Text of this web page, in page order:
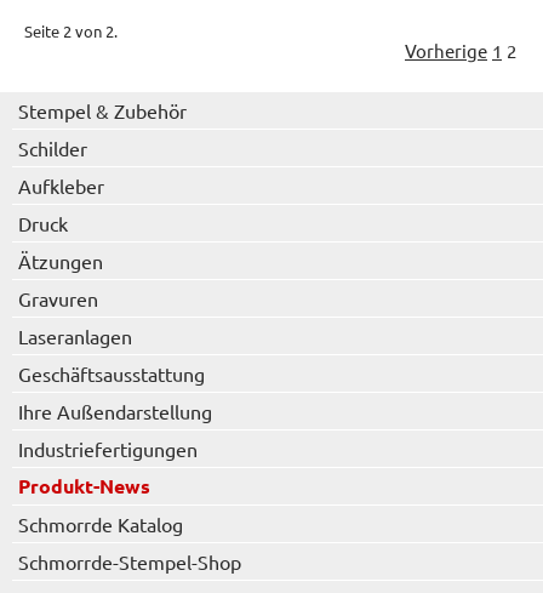
Seite 2 von 2.
Vorherige 1 2
Stempel & Zubehör
Schilder
Aufkleber
Druck
Ätzungen
Gravuren
Laseranlagen
Geschäftsausstattung
Ihre Außendarstellung
Industriefertigungen
Produkt-News
Schmorrde Katalog
Schmorrde-Stempel-Shop